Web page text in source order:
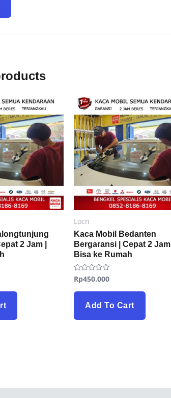
2 Jam |
Locn
Kaca Mobil Bedanten
Bergaransi | Cepat 2 Jam |
Bisa ke Rumah
Rated
0
out
Rp450.000
Add To Cart